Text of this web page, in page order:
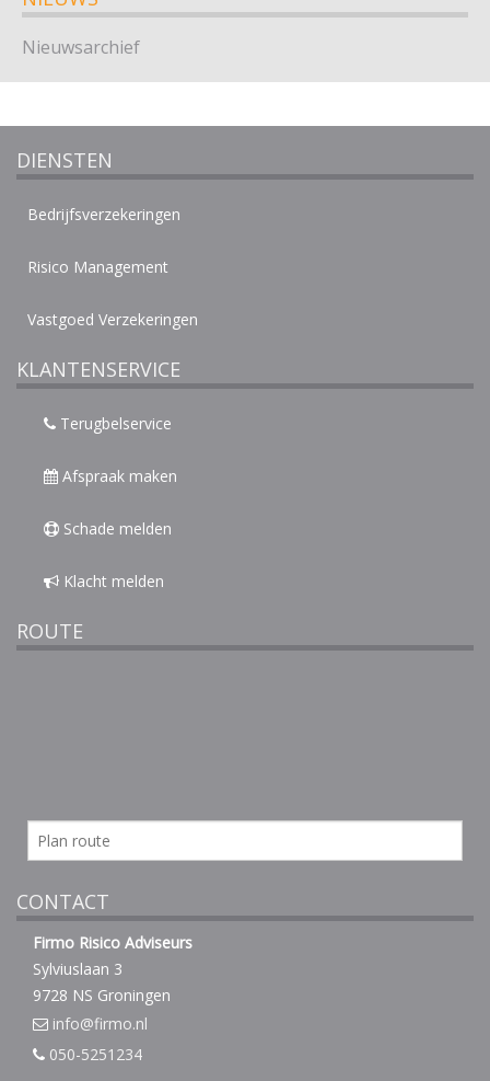
Nieuwsarchief
DIENSTEN
Bedrijfsverzekeringen
Risico Management
Vastgoed Verzekeringen
KLANTENSERVICE
Terugbelservice
Afspraak maken
Schade melden
Klacht melden
ROUTE
CONTACT
Firmo Risico Adviseurs
Sylviuslaan 3
9728 NS Groningen
info@firmo.nl
050-5251234